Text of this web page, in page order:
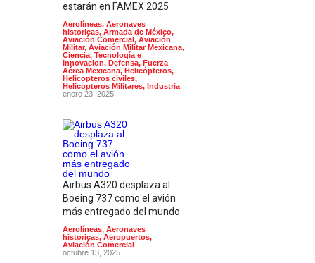
estarán en FAMEX 2025
Aerolíneas, Aeronaves
historicas, Armada de México,
Aviación Comercial, Aviación
Militar, Aviación Militar Mexicana,
Ciencia, Tecnología e
Innovacion, Defensa, Fuerza
Aérea Mexicana, Helicópteros,
Helicopteros civiles,
Helicopteros Militares, Industria
enero 23, 2025
Airbus A320 desplaza al
Boeing 737 como el avión
más entregado del mundo
Aerolíneas, Aeronaves
historicas, Aeropuertos,
Aviación Comercial
octubre 13, 2025